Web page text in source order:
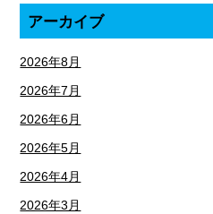
アーカイブ
2026年8月
2026年7月
2026年6月
2026年5月
2026年4月
2026年3月